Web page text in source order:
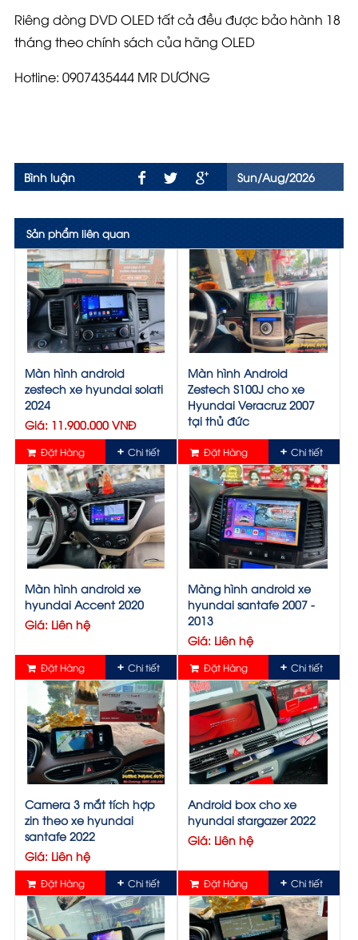
Riêng dòng DVD OLED tất cả đều được bảo hành 18
tháng theo chính sách của hãng OLED
Hotline: 0907435444 MR DƯƠNG
Bình luận Sun/Aug/2026
Sản phẩm liên quan
Màn hình android
zestech xe hyundai solati
2024
Giá: 11.900.000 VNĐ
Đặt Hàng Chi tiết
Màn hình Android
Zestech S100J cho xe
Hyundai Veracruz 2007
tại thủ đức
Giá: Liên hệ
Đặt Hàng Chi tiết
Màn hình android xe
hyundai Accent 2020
Giá: Liên hệ
Đặt Hàng Chi tiết
Màng hình android xe
hyundai santafe 2007 -
2013
Giá: Liên hệ
Đặt Hàng Chi tiết
Camera 3 mắt tích hợp
zin theo xe hyundai
santafe 2022
Giá: Liên hệ
Đặt Hàng Chi tiết
Android box cho xe
hyundai stargazer 2022
Giá: Liên hệ
Đặt Hàng Chi tiết